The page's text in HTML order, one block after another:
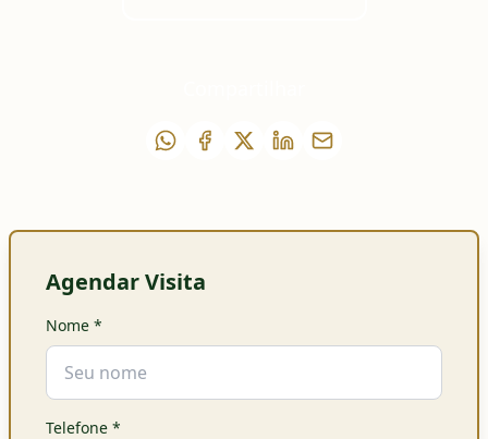
Agendar Visita
Nome *
Telefone *